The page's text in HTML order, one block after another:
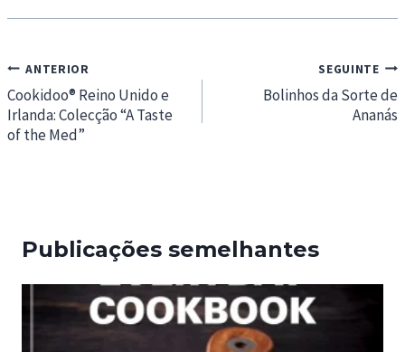
Navegação
de
artigos
ANTERIOR
Cookidoo® Reino Unido e
Irlanda: Colecção “A Taste
of the Med”
SEGUINTE
Bolinhos da Sorte de
Ananás
Publicações semelhantes